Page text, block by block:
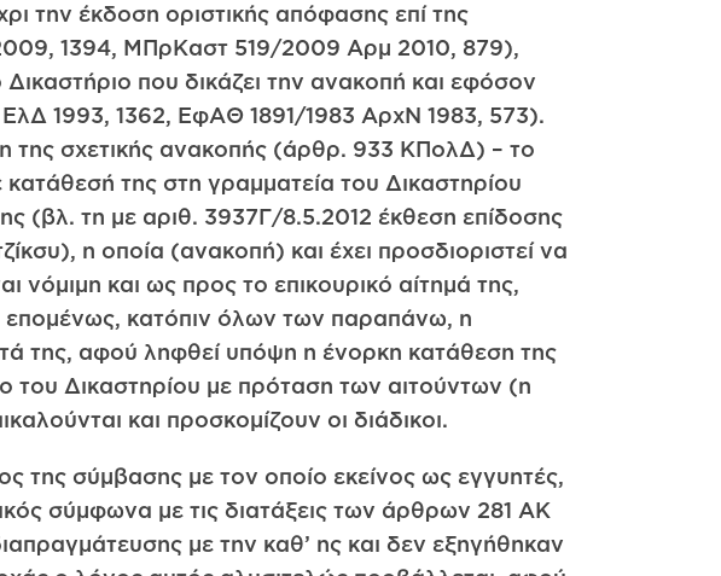
την έκδοση οριστικής απόφασης επί της
1394, ΜΠρΚαστ 519/2009 Αρμ 2010, 879),
που δικάζει την ανακοπή και εφόσον
1993, 1362, ΕφΑΘ 1891/1983 ΑρχΝ 1983, 573).
της σχετικής ανακοπής (άρθρ. 933 ΚΠολΔ) – το
της στη γραμματεία του Δικαστηρίου
(βλ. τη με αριθ. 3937Γ/8.5.2012 έκθεση επίδοσης
η οποία (ανακοπή) και έχει προσδιοριστεί να
νόμιμη και ως προς το επικουρικό αίτημά της,
επομένως, κατόπιν όλων των παραπάνω, η
της, αφού ληφθεί υπόψη η ένορκη κατάθεση της
Δικαστηρίου με πρόταση των αιτούντων (η
και προσκομίζουν οι διάδικοι.
της σύμβασης με τον οποίο εκείνος ως εγγυητές,
σύμφωνα με τις διατάξεις των άρθρων 281 ΑΚ
με την καθ’ ης και δεν εξηγήθηκαν